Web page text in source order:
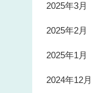
2025年3月
2025年2月
2025年1月
2024年12月